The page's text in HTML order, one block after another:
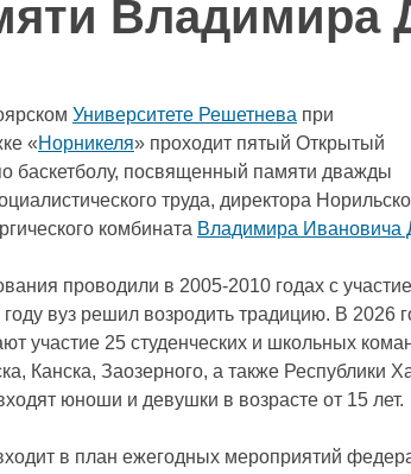
Владимира
Университете Решетнева при
«Норникеля» проходит пятый Открытый
баскетболу, посвященный памяти дважды
труда, директора
комбината Владимира Ивановича
проводили в 2005-2010 годах с
вуз решил возродить традицию. В 2026
участие 25 студенческих и школьных
Канска, Заозерного, а также Республики
юноши и девушки в возрасте от 15 лет.
в план ежегодных мероприятий